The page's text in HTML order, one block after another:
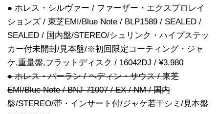
● ホレス・シルヴァー / ファーザー・エクスプロレイ
ションズ / 東芝EMI/Blue Note / BLP1589 / SEALED /
SEALED / 国内盤/STEREO/シュリンク・ハイプステッ
カー付未開封/見本盤/※初回限定コーティング・ジャ
ケ,重量盤,フラットディスク / 16042DJ / ¥3,980
● ホレス・パーラン / ヘディン・サウス / 東芝
EMI/Blue Note / BNJ-71007 / EX / NM / 国内
盤/STEREO/帯・インサート付/ジャケ若干シミ/見本盤